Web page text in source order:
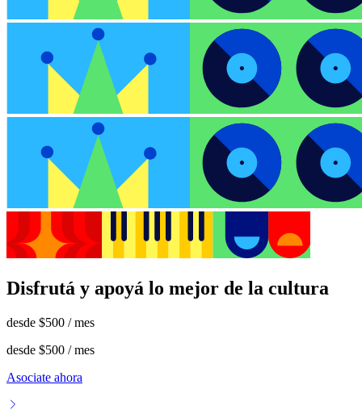
Disfrutá y apoyá lo mejor de la cultura
desde $500 / mes
desde $500 / mes
Asociate ahora